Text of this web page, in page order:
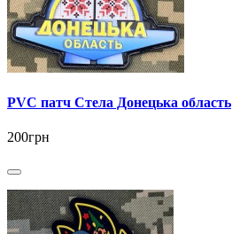
PVC патч Стела Донецька область
200грн